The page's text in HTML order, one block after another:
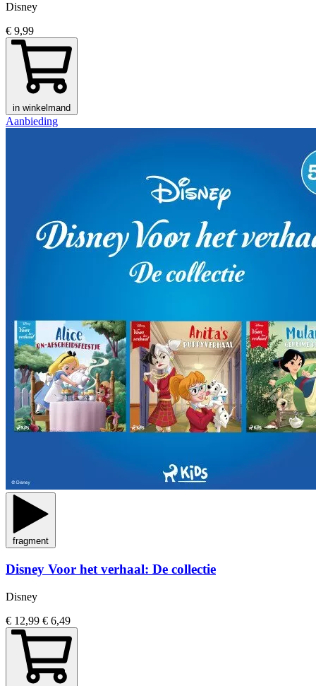
Disney
€ 9,99
in winkelmand
Aanbieding
fragment
Disney Voor het verhaal: De collectie
Disney
€ 12,99 € 6,49